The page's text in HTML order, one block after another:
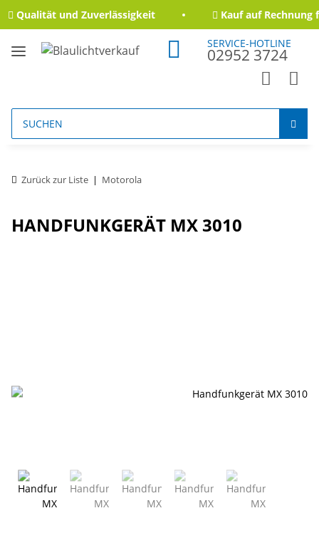
Qualität und Zuverlässigkeit Kauf auf Rechnung
SERVICE-HOTLINE
02952 3724
Zurück zur Liste Motorola
HANDFUNKGERÄT MX 3010